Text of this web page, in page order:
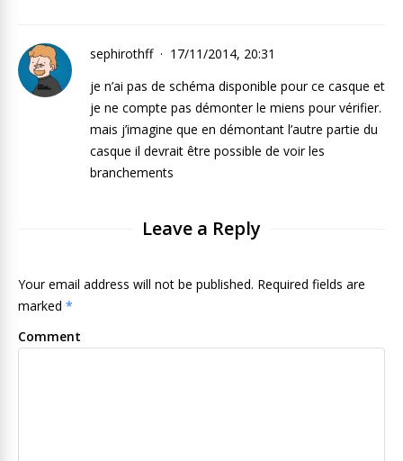
sephirothff
17/11/2014, 20:31
je n’ai pas de schéma disponible pour ce casque et
je ne compte pas démonter le miens pour vérifier.
mais j’imagine que en démontant l’autre partie du
casque il devrait être possible de voir les
branchements
Leave a Reply
Your email address will not be published. Required fields are
marked *
Comment